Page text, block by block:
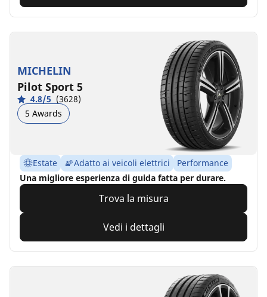
MICHELIN
Pilot Sport 5
4.8/5 (3628)
5 Awards
Estate Adatto ai veicoli elettrici
Performance
Una migliore esperienza di guida fatta per durare.
Trova la misura
Vedi i dettagli